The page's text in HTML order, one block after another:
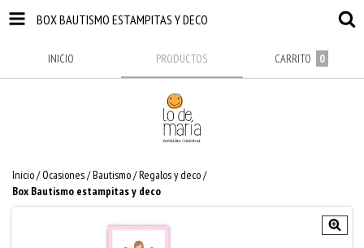
BOX BAUTISMO ESTAMPITAS Y DECO
INICIO PRODUCTOS CARRITO 0
Inicio/ Ocasiones/Bautismo/Regalos y deco/
Box Bautismo estampitas y deco